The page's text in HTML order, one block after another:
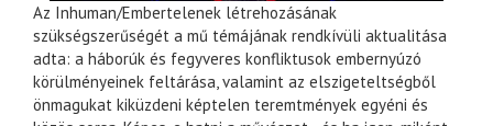
Az Inhuman/Embertelenek létrehozásának
szükségszerűségét a mű témájának rendkívüli aktualitása
adta: a háborúk és fegyveres konfliktusok embernyúzó
körülményeinek feltárása, valamint az elszigeteltségből
önmagukat kiküzdeni képtelen teremtmények egyéni és